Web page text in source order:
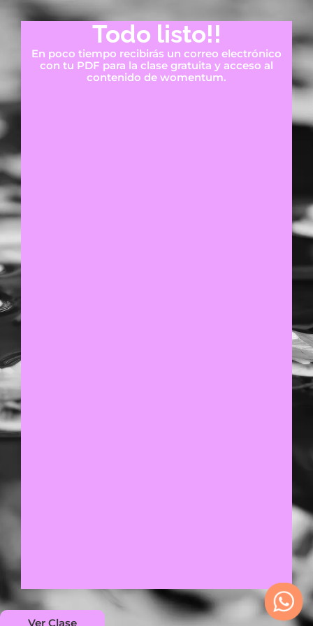
Todo listo!!
En poco tiempo recibirás un correo electrónico
con tu PDF para la clase gratuita y acceso al
contenido de womentum.
Ver Clase